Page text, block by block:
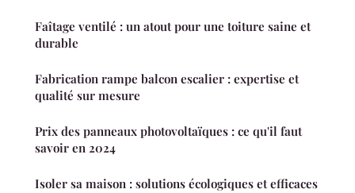
Faîtage ventilé : un atout pour une toiture saine et
durable
Fabrication rampe balcon escalier : expertise et
qualité sur mesure
Prix des panneaux photovoltaïques : ce qu'il faut
savoir en 2024
Isoler sa maison : solutions écologiques et efficaces